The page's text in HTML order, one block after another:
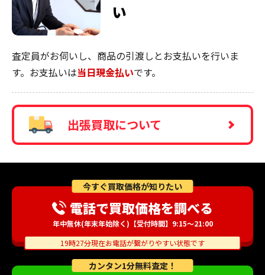
い
査定員がお伺いし、商品の引渡しとお支払いを行いま
す。お支払いは当日現金払いです。
出張買取について
カンタン1分無料査定！
今すぐ買取価格が知りたい
電話で買取価格を調べる
年中無休(年末年始除く)【受付時間】9:15～21:00
19時27分現在お電話が繋がりやすい状態です